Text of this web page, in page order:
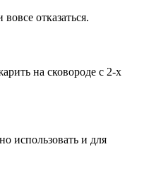
отказаться.
на сковороде с 2-х
использовать и для